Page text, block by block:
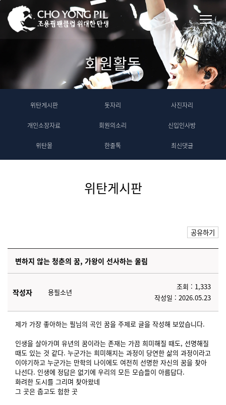
회원활동
위탄게시판 돗자리 사진자리
개인소장자료 회원의소리 신입인사방
위탄몰 한줄톡 최신댓글
위탄게시판
공유하기
변하지 않는 청춘의 꿈, 가왕이 선사하는 울림
작성자 용필소년
조회 : 1,333
작성일 : 2026.05.23
제가 가장 좋아하는 필님의 곡인 꿈을 주제로 글을 작성해 보았습니다.
인생을 살아가며 유년의 꿈이라는 존재는 가끔 희미해질 때도, 선명해질
때도 있는 것 같다. 누군가는 희미해지는 과정이 당연한 삶의 과정이라고
이야기하고 누군가는 만학의 나이에도 여전히 선명한 자신의 꿈을 찾아
나선다. 인생에 정답은 없기에 우리의 모든 모습들이 아름답다.
화려한 도시를 그리며 찾아왔네
그 곳은 춥고도 험한 곳